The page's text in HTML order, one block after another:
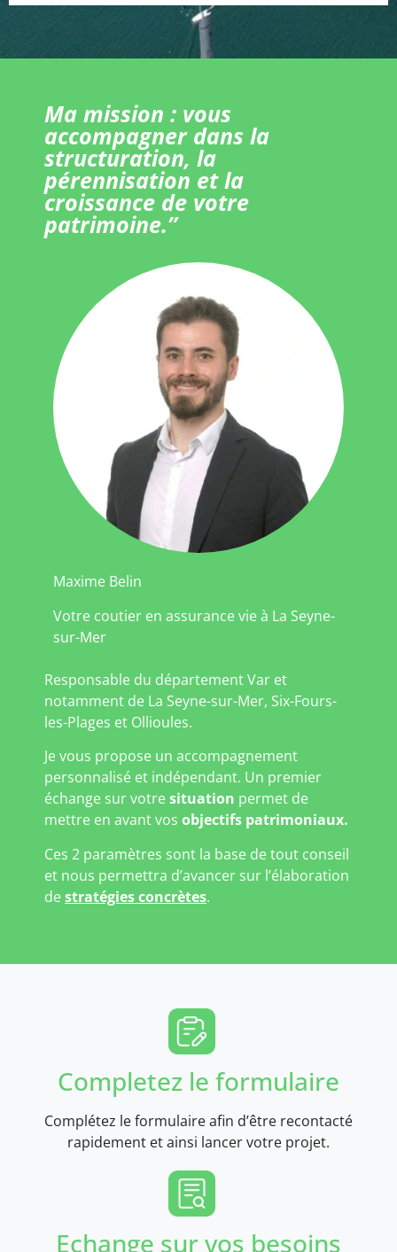
Ma mission : vous
accompagner dans la
structuration, la
pérennisation et la
croissance de votre
patrimoine.”
Maxime Belin
Votre coutier en assurance vie à La Seyne-
sur-Mer
Responsable du département Var et
notamment de La Seyne-sur-Mer, Six-Fours-
les-Plages et Ollioules.
Je vous propose un accompagnement
personnalisé et indépendant. Un premier
échange sur votresituation permet de
mettre en avant vos objectifs patrimoniaux.
Ces 2 paramètres sont la base de tout conseil
et nous permettra d’avancer sur l’élaboration
destratégies concrètes.
Completez le formulaire
Complétez le formulaire afin d’être recontacté
rapidement et ainsi lancer votre projet.
Echange sur vos besoins